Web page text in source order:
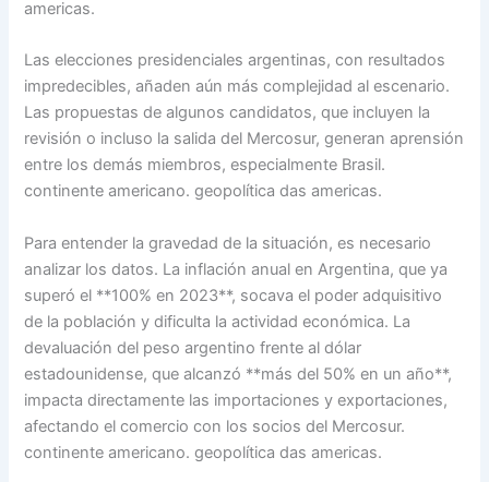
americas.
Las elecciones presidenciales argentinas, con resultados
impredecibles, añaden aún más complejidad al escenario.
Las propuestas de algunos candidatos, que incluyen la
revisión o incluso la salida del Mercosur, generan aprensión
entre los demás miembros, especialmente Brasil.
continente americano. geopolítica das americas.
Para entender la gravedad de la situación, es necesario
analizar los datos. La inflación anual en Argentina, que ya
superó el **100% en 2023**, socava el poder adquisitivo
de la población y dificulta la actividad económica. La
devaluación del peso argentino frente al dólar
estadounidense, que alcanzó **más del 50% en un año**,
impacta directamente las importaciones y exportaciones,
afectando el comercio con los socios del Mercosur.
continente americano. geopolítica das americas.